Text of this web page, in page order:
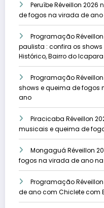
Peruíbe Réveillon
de fogos na virada de ano
Programação
paulista : confira os
Histórico, Bairro do
Programação
shows e queima de fogos
ano
Piracicaba Réveillon
musicais e queima de
Mongaguá Réveillon
fogos na virada de ano
Programação
de ano com Chiclete com